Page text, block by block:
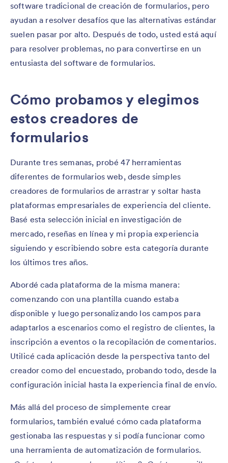
software tradicional de creación de formularios, pero
ayudan a resolver desafíos que las alternativas estándar
suelen pasar por alto. Después de todo, usted está aquí
para resolver problemas, no para convertirse en un
entusiasta del software de formularios.
Cómo probamos y elegimos
estos creadores de
formularios
Durante tres semanas, probé 47 herramientas
diferentes de formularios web, desde simples
creadores de formularios de arrastrar y soltar hasta
plataformas empresariales de experiencia del cliente.
Basé esta selección inicial en investigación de
mercado, reseñas en línea y mi propia experiencia
siguiendo y escribiendo sobre esta categoría durante
los últimos tres años.
Abordé cada plataforma de la misma manera:
comenzando con una plantilla cuando estaba
disponible y luego personalizando los campos para
adaptarlos a escenarios como el registro de clientes, la
inscripción a eventos o la recopilación de comentarios.
Utilicé cada aplicación desde la perspectiva tanto del
creador como del encuestado, probando todo, desde la
configuración inicial hasta la experiencia final de envío.
Más allá del proceso de simplemente crear
formularios, también evalué cómo cada plataforma
gestionaba las respuestas y si podía funcionar como
una herramienta de automatización de formularios.